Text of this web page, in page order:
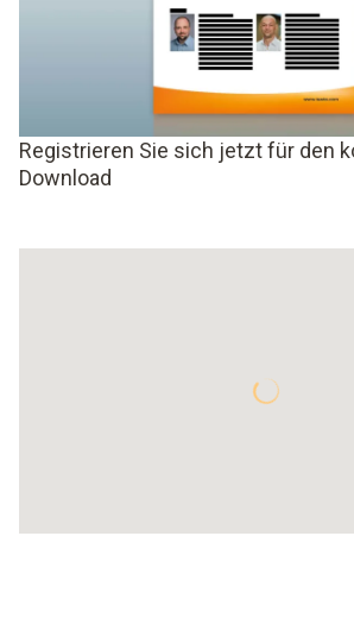
Registrieren Sie sich jetzt für den
Download